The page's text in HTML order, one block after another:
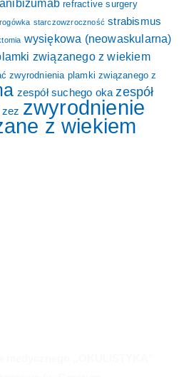
refractive surgery
rogówka starczowzroczność strabismus
wysiękowa (neowaskularna)
związanego z wiekiem
zwyrodnienia plamki związanego z
zespół suchego oka zespół
zez zwyrodnienie
z wiekiem